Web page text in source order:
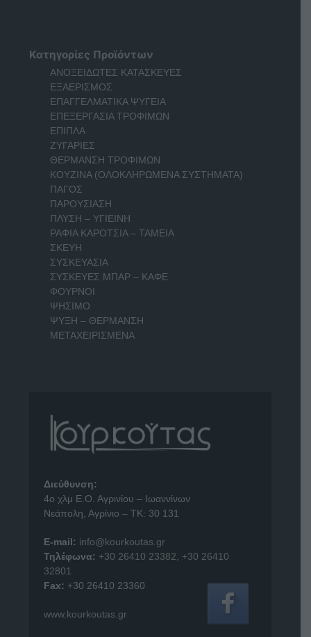
Κατηγορίες Προϊόντων
ΑΝΟΞΕΙΔΩΤΕΣ ΚΑΤΑΣΚΕΥΕΣ
ΕΞΑΕΡΙΣΜΟΣ
ΕΠΑΓΓΕΛΜΑΤΙΚΑ ΨΥΓΕΙΑ
ΕΠΕΞΕΡΓΑΣΙΑ ΤΡΟΦΙΜΩΝ
ΕΠΙΠΛΑ
ΖΥΓΑΡΙΕΣ
ΘΕΡΜΑΝΣΗ ΤΡΟΦΙΜΩΝ
ΚΟΥΖΙΝΑ (ΟΛΟΚΛΗΡΩΜΕΝΑ ΣΥΣΤΗΜΑΤΑ)
ΠΑΓΟΣ
ΠΑΡΟΥΣΙΑΣΗ
ΠΛΥΣΗ – ΥΓΙΕΙΝΗ
ΡΑΦΙΑ ΚΑΡΟΤΣΙΑ – ΤΑΜΕΙΑ
ΣΚΕΥΗ
ΣΥΣΚΕΥΑΣΙΑ
ΣΥΣΚΕΥΕΣ ΜΠΑΡ – ΚΑΦΕ
ΦΟΥΡΝΟΙ
ΨΗΣΙΜΟ
ΨΥΞΗ – ΘΕΡΜΑΝΣΗ
ΜΕΤΑΧΕΙΡΙΣΜΕΝΑ
Διεύθυνση:
4o χλμ Ε.Ο. Αγρινίου – Ιωαννίνων
Νεάπολη, Αγρίνιο – ΤΚ: 30 131
E-mail: info@kourkoutas.gr
Τηλέφωνα: +30 26410 23382
+30 26410
32801
Fax: +30 26410 23360
www.kourkoutas.gr